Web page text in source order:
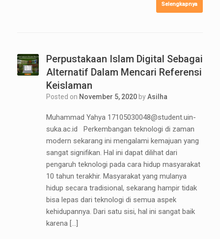
Selengkapnya
Perpustakaan Islam Digital Sebagai
Alternatif Dalam Mencari Referensi
Keislaman
Posted on November 5, 2020 byAsilha
Muhammad Yahya 17105030048@student.uin-
suka.ac.id Perkembangan teknologi di zaman
modern sekarang ini mengalami kemajuan yang
sangat signifikan. Hal ini dapat dilihat dari
pengaruh teknologi pada cara hidup masyarakat
10 tahun terakhir. Masyarakat yang mulanya
hidup secara tradisional, sekarang hampir tidak
bisa lepas dari teknologi di semua aspek
kehidupannya. Dari satu sisi, hal ini sangat baik
karena […]